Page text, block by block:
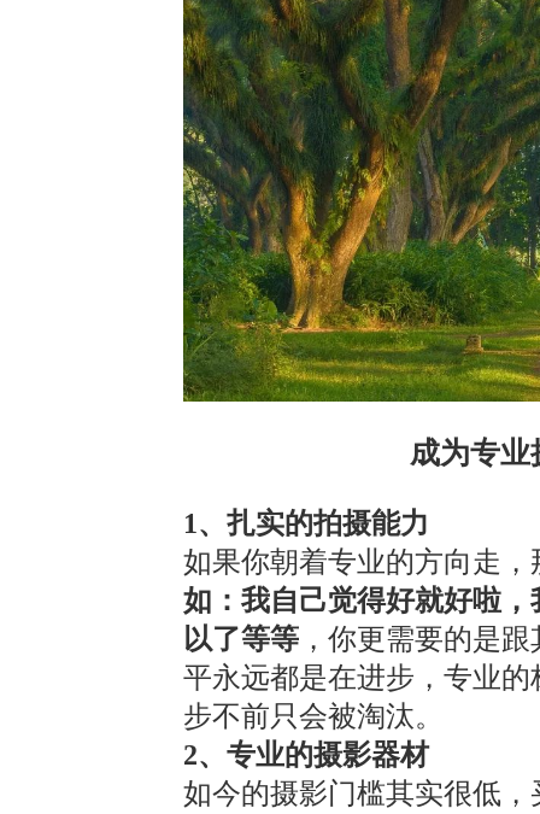
成为专
1、扎实的拍摄能力
如果你朝着专业的方向走
如：我自己觉得好就好啦
以了等等，你更需要的是
平永远都是在进步，专业
步不前只会被淘汰。
2、专业的摄影器材
如今的摄影门槛其实很低